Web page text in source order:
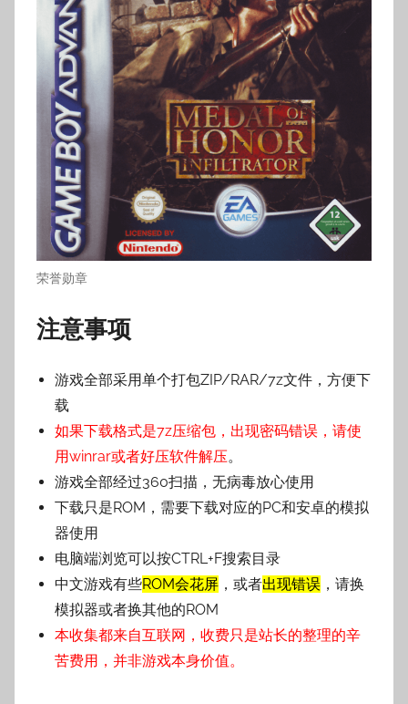
荣誉勋章
注意事项
游戏全部采用单个打包ZIP/RAR/7z文件，方便下
载
如果下载格式是7z压缩包，出现密码错误，请使
用winrar或者好压软件解压。
游戏全部经过360扫描，无病毒放心使用
下载只是ROM，需要下载对应的PC和安卓的模拟
器使用
电脑端浏览可以按CTRL+F搜索目录
中文游戏有些ROM会花屏 ，或者出现错误 ，请换
模拟器或者换其他的ROM
本收集都来自互联网，收费只是站长的整理的辛
苦费用，并非游戏本身价值。